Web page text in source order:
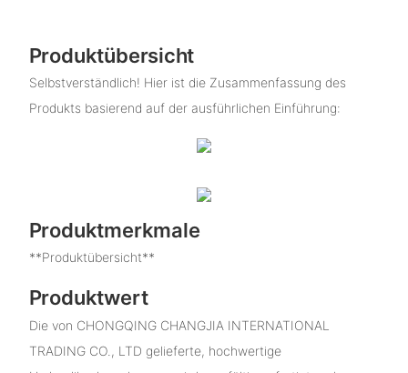
Produktübersicht
Selbstverständlich! Hier ist die Zusammenfassung des
Produkts basierend auf der ausführlichen Einführung:
Produktmerkmale
**Produktübersicht**
Produktwert
Die von CHONGQING CHANGJIA INTERNATIONAL
TRADING CO., LTD gelieferte, hochwertige